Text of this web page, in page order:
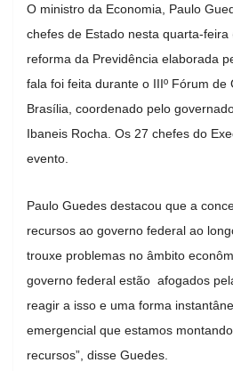
O ministro da Economia, Paulo
chefes de Estado nesta quarta-
reforma da Previdência elaborada
fala foi feita durante o IIIº Fórum de
Brasília, coordenado pelo
Ibaneis Rocha. Os 27 chefes do
evento.
Paulo Guedes destacou que a
recursos ao governo federal ao
trouxe problemas no âmbito
governo federal estão afogados
reagir a isso e uma forma
emergencial que estamos
recursos”, disse Guedes.